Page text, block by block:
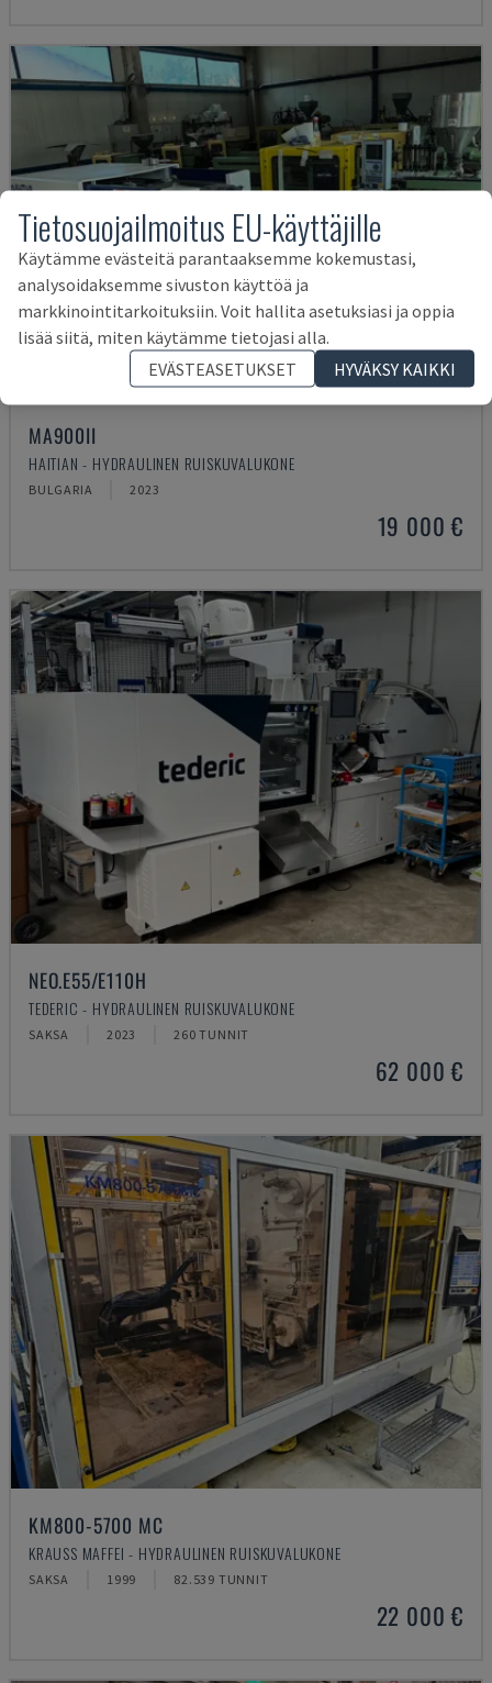
MA900ІІ
HAITIAN - HYDRAULINEN RUISKUVALUKONE
BULGARIA 2023
19 000 €
NEO.E55/E110H
TEDERIC - HYDRAULINEN RUISKUVALUKONE
SAKSA 2023 260 TUNNIT
62 000 €
KM800-5700 MC
KRAUSS MAFFEI - HYDRAULINEN RUISKUVALUKONE
SAKSA 1999 82.539 TUNNIT
22 000 €
Tietosuojailmoitus EU-käyttäjille
Käytämme evästeitä parantaaksemme kokemustasi,
analysoidaksemme sivuston käyttöä ja
markkinointitarkoituksiin. Voit hallita asetuksiasi ja oppia
lisää siitä, miten käytämme tietojasi alla.
EVÄSTEASETUKSET
HYVÄKSY KAIKKI